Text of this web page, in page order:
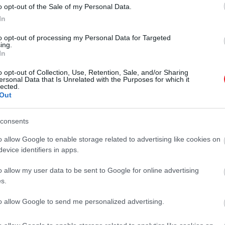
opt-out of the Sale of my Personal Data.
opt-out of processing my Personal Data for Targeted
opt-out of Collection, Use, Retention, Sale, and/or Sharing
Data that Is Unrelated with the Purposes for which it
allow Google to enable storage related to advertising like cookies on
identifiers in apps.
allow my user data to be sent to Google for online advertising
allow Google to send me personalized advertising.
szereplői és alkotói visszatérnek
sorozat indulásának 25. évfordulóját
vissza 25 év után a
OLÁH-BEBESI BORBÁLA